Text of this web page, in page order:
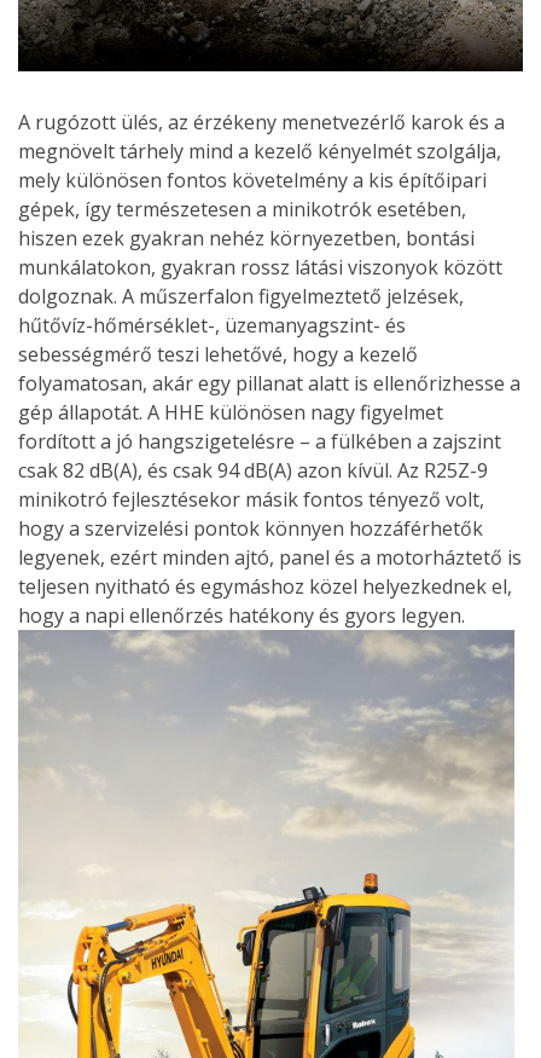
A rugózott ülés, az érzékeny menetvezérlő karok és a
megnövelt tárhely mind a kezelő kényelmét szolgálja,
mely különösen fontos követelmény a kis építőipari
gépek, így természetesen a minikotrók esetében,
hiszen ezek gyakran nehéz környezetben, bontási
munkálatokon, gyakran rossz látási viszonyok között
dolgoznak. A műszerfalon figyelmeztető jelzések,
hűtővíz-hőmérséklet-, üzemanyagszint- és
sebességmérő teszi lehetővé, hogy a kezelő
folyamatosan, akár egy pillanat alatt is ellenőrizhesse a
gép állapotát. A HHE különösen nagy figyelmet
fordított a jó hangszigetelésre – a fülkében a zajszint
csak 82 dB(A), és csak 94 dB(A) azon kívül. Az R25Z-9
minikotró fejlesztésekor másik fontos tényező volt,
hogy a szervizelési pontok könnyen hozzáférhetők
legyenek, ezért minden ajtó, panel és a motorháztető is
teljesen nyitható és egymáshoz közel helyezkednek el,
hogy a napi ellenőrzés hatékony és gyors legyen.